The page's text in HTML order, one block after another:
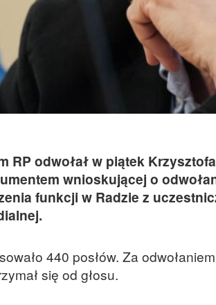
RP odwołał w piątek
wnioskującej o
funkcji w Radzie z
440 posłów. Za
się od głosu.